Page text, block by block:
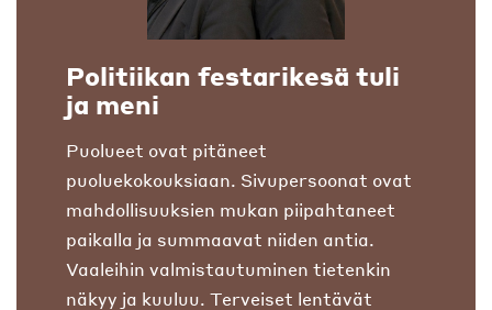
Politiikan festarikesä tuli
ja meni
Puolueet ovat pitäneet
puoluekokouksiaan. Sivupersoonat ovat
mahdollisuuksien mukan piipahtaneet
paikalla ja summaavat niiden antia.
Vaaleihin valmistautuminen tietenkin
näkyy ja kuuluu. Terveiset lentävät